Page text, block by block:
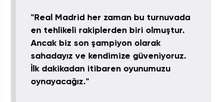
"Real Madrid her zaman bu turnuvada
en tehlikeli rakiplerden biri olmuştur.
Ancak biz son şampiyon olarak
sahadayız ve kendimize güveniyoruz.
İlk dakikadan itibaren oyunumuzu
oynayacağız."